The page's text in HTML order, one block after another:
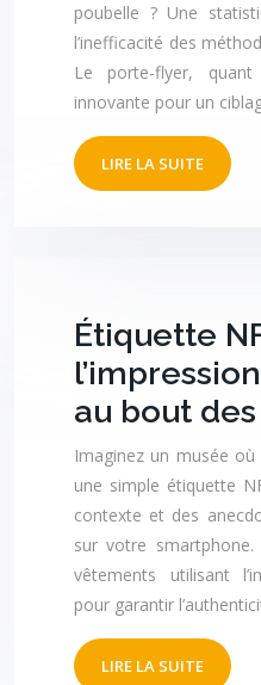
poubelle ? Une
l’inefficacité des
Le porte-flyer,
innovante pour un
LIRE LA SUITE
Étiquette
au bout
Imaginez un musée
une simple étiquette
contexte et des
sur votre
vêtements utilisant
pour garantir
LIRE LA SUITE